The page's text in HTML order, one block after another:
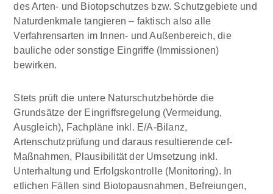
des Arten- und Biotopschutzes bzw. Schutzgebiete und
Naturdenkmale tangieren – faktisch also alle
Verfahrensarten im Innen- und Außenbereich, die
bauliche oder sonstige Eingriffe (Immissionen)
bewirken.
Stets prüft die untere Naturschutzbehörde die
Grundsätze der Eingriffsregelung (Vermeidung,
Ausgleich), Fachpläne inkl. E/A-Bilanz,
Artenschutzprüfung und daraus resultierende cef-
Maßnahmen, Plausibilität der Umsetzung inkl.
Unterhaltung und Erfolgskontrolle (Monitoring). In
etlichen Fällen sind Biotopausnahmen, Befreiungen,